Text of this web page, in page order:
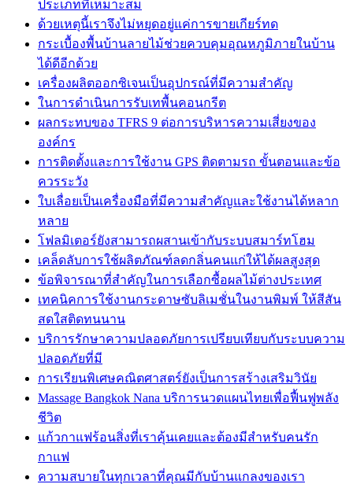
ประเภทที่เหมาะสม
ด้วยเหตุนี้เราจึงไม่หยุดอยู่แค่การขายเกียร์ทด
กระเบื้องพื้นบ้านลายไม้ช่วยควบคุมอุณหภูมิภายในบ้าน
ได้ดีอีกด้วย
เครื่องผลิตออกซิเจนเป็นอุปกรณ์ที่มีความสำคัญ
ในการดำเนินการรับเทพื้นคอนกรีต
ผลกระทบของ TFRS 9 ต่อการบริหารความเสี่ยงของ
องค์กร
การติดตั้งและการใช้งาน GPS ติดตามรถ ขั้นตอนและข้อ
ควรระวัง
ใบเลื่อยเป็นเครื่องมือที่มีความสำคัญและใช้งานได้หลาก
หลาย
โฟลมิเตอร์ยังสามารถผสานเข้ากับระบบสมาร์ทโฮม
เคล็ดลับการใช้ผลิตภัณฑ์ลดกลิ่นคนแก่ให้ได้ผลสูงสุด
ข้อพิจารณาที่สำคัญในการเลือกซื้อผลไม้ต่างประเทศ
เทคนิคการใช้งานกระดาษซับลิเมชั่นในงานพิมพ์ ให้สีสัน
สดใสติดทนนาน
บริการรักษาความปลอดภัยการเปรียบเทียบกับระบบความ
ปลอดภัยที่มี
การเรียนพิเศษคณิตศาสตร์ยังเป็นการสร้างเสริมวินัย
Massage Bangkok Nana บริการนวดแผนไทยเพื่อฟื้นฟูพลัง
ชีวิต
แก้วกาแฟร้อนสิ่งที่เราคุ้นเคยและต้องมีสำหรับคนรัก
กาแฟ
ความสบายในทุกเวลาที่คุณมีกับบ้านแกลงของเรา